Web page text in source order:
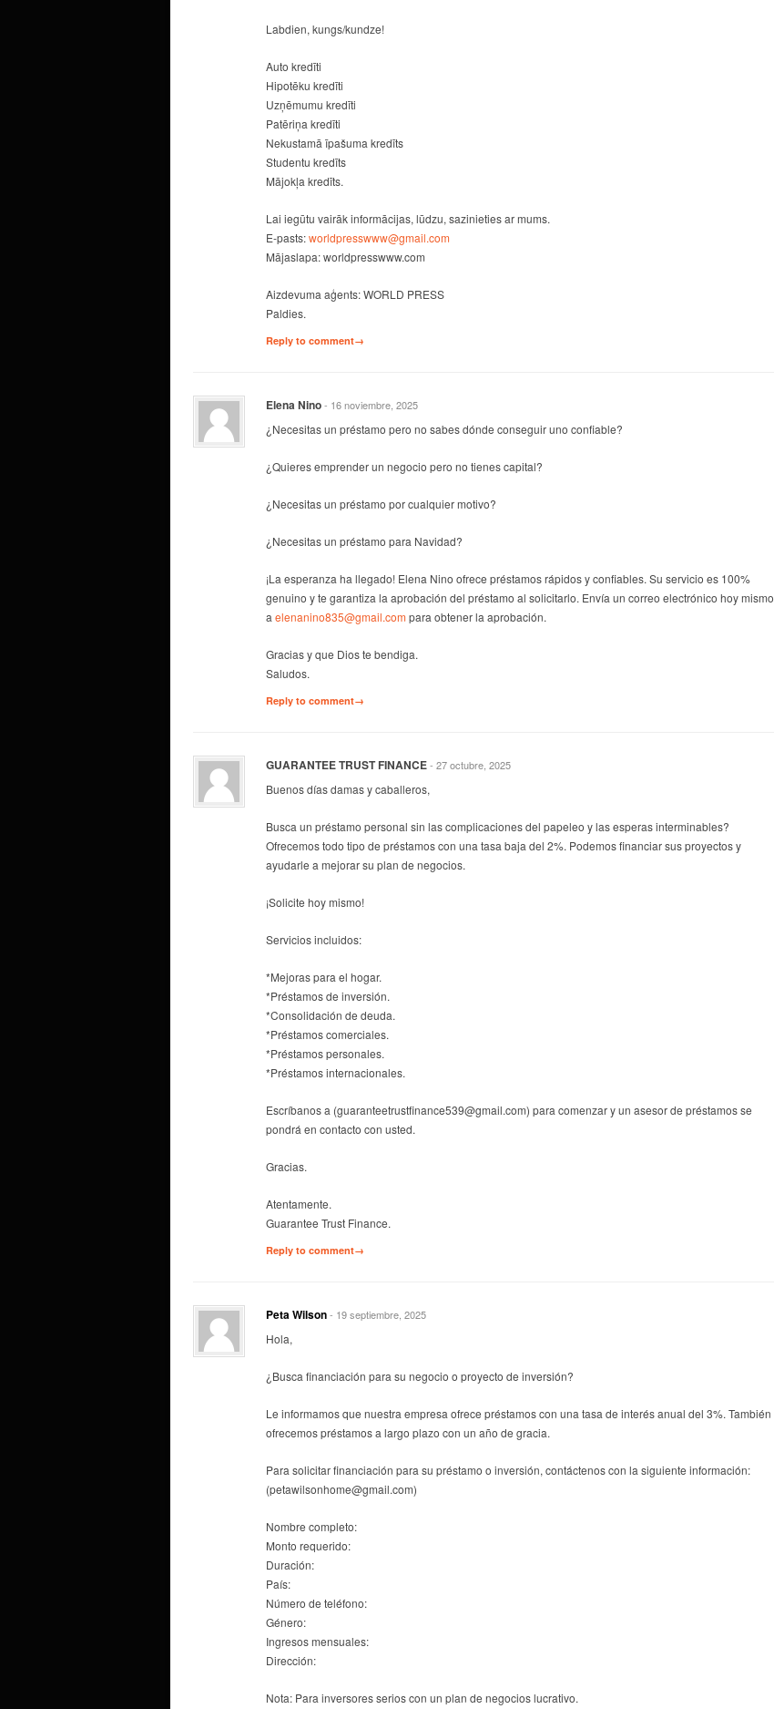
Labdien, kungs/kundze!
Auto kredīti
Hipotēku kredīti
Uzņēmumu kredīti
Patēriņa kredīti
Nekustamā īpašuma kredīts
Studentu kredīts
Mājokļa kredīts.
Lai iegūtu vairāk informācijas, lūdzu, sazinieties ar mums.
E-pasts:worldpresswww@gmail.com
Mājaslapa: worldpresswww.com
Aizdevuma aģents: WORLD PRESS
Paldies.
Reply to comment→
Elena Nino- 16 noviembre, 2025
¿Necesitas un préstamo pero no sabes dónde conseguir uno confiable?
¿Quieres emprender un negocio pero no tienes capital?
¿Necesitas un préstamo por cualquier motivo?
¿Necesitas un préstamo para Navidad?
¡La esperanza ha llegado! Elena Nino ofrece préstamos rápidos y confiables. Su servicio es 100%
genuino y te garantiza la aprobación del préstamo al solicitarlo. Envía un correo electrónico hoy mismo
a elenanino835@gmail.compara obtener la aprobación.
Gracias y que Dios te bendiga.
Saludos.
Reply to comment→
GUARANTEE TRUST FINANCE- 27 octubre, 2025
Buenos días damas y caballeros,
Busca un préstamo personal sin las complicaciones del papeleo y las esperas interminables?
Ofrecemos todo tipo de préstamos con una tasa baja del 2%. Podemos financiar sus proyectos y
ayudarle a mejorar su plan de negocios.
¡Solicite hoy mismo!
Servicios incluidos:
*Mejoras para el hogar.
*Préstamos de inversión.
*Consolidación de deuda.
*Préstamos comerciales.
*Préstamos personales.
*Préstamos internacionales.
Escríbanos a (guaranteetrustfinance539@gmail.com) para comenzar y un asesor de préstamos se
pondrá en contacto con usted.
Gracias.
Atentamente.
Guarantee Trust Finance.
Reply to comment→
Peta Wilson- 19 septiembre, 2025
Hola,
¿Busca financiación para su negocio o proyecto de inversión?
Le informamos que nuestra empresa ofrece préstamos con una tasa de interés anual del 3%. También
ofrecemos préstamos a largo plazo con un año de gracia.
Para solicitar financiación para su préstamo o inversión, contáctenos con la siguiente información:
(petawilsonhome@gmail.com)
Nombre completo:
Monto requerido:
Duración:
País:
Número de teléfono:
Género:
Ingresos mensuales:
Dirección:
Nota: Para inversores serios con un plan de negocios lucrativo.